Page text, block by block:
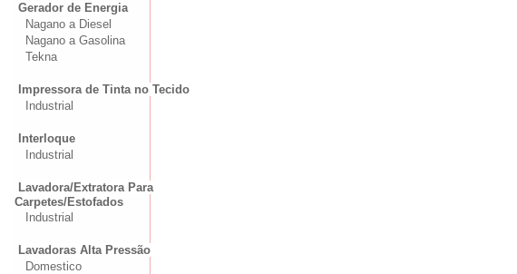
Gerador de Energia
Nagano a Diesel
Nagano a Gasolina
Tekna
Impressora de Tinta no Tecido
Industrial
Interloque
Industrial
Lavadora/Extratora Para
Carpetes/Estofados
Industrial
Lavadoras Alta Pressão
Domestico